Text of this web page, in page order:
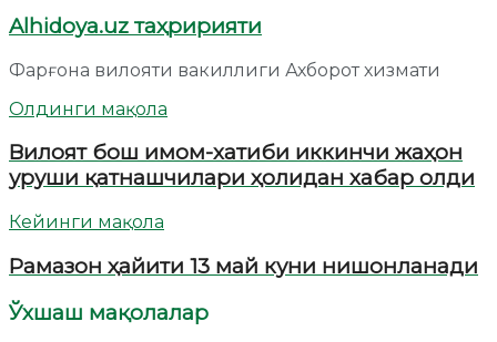
Alhidoya.uz таҳририяти
Фарғона вилояти вакиллиги Ахборот хизмати
Олдинги мақола
Вилоят бош имом-хатиби иккинчи жаҳон
уруши қатнашчилари ҳолидан хабар олди
Кейинги мақола
Рамазон ҳайити 13 май куни нишонланади
Ўхшаш мақолалар